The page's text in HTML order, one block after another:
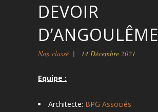
DEVOIR
D’ANGOULÊME
Non classé 14 Décembre 2021
Equipe :
Architecte: BPG Associés